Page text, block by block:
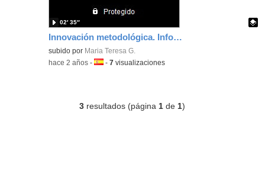
Innovación metodológica. Infografía expresión oral y resolución de problemas
Contenido educativo.
subido por Maria Teresa G.
02′ 35″
-hace 2 años -Idioma:
-7 visualizaciones
3 resultados (página 1 de 1)